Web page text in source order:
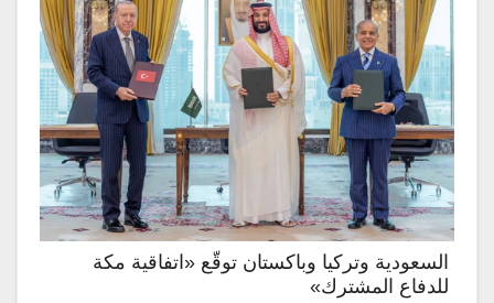
السعودية وتركيا وباكستان توقّع «اتفاقية مكة
للدفاع المشترك»